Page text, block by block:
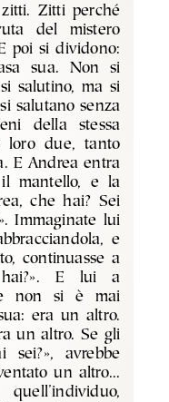
Zitti perché
del mistero
poi si dividono:
sua. Non si
salutino, ma si
salutano senza
della stessa
loro due, tanto
E Andrea entra
mantello, e la
che hai? Sei
Immaginate lui
e
continuasse a
hai?». E lui a
non si è mai
era un altro.
un altro. Se gli
sei?», avrebbe
un altro...